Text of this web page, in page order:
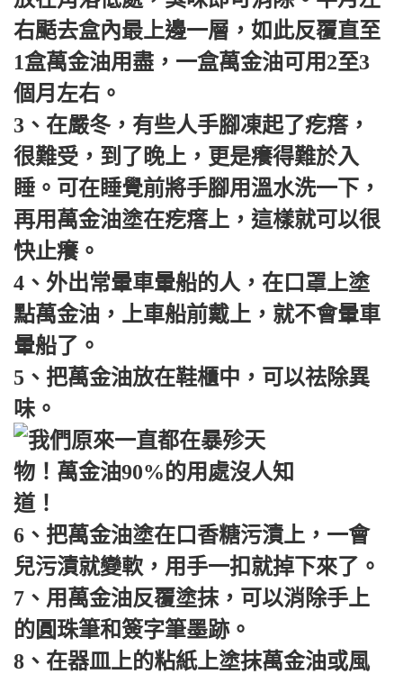
右颳去盒內最上邊一層，如此反覆直至
1盒萬金油用盡，一盒萬金油可用2至3
個月左右。
3、在嚴冬，有些人手腳凍起了疙瘩，
很難受，到了晚上，更是癢得難於入
睡。可在睡覺前將手腳用溫水洗一下，
再用萬金油塗在疙瘩上，這樣就可以很
快止癢。
4、外出常暈車暈船的人，在口罩上塗
點萬金油，上車船前戴上，就不會暈車
暈船了。
5、把萬金油放在鞋櫃中，可以祛除異
味。
6、把萬金油塗在口香糖污漬上，一會
兒污漬就變軟，用手一扣就掉下來了。
7、用萬金油反覆塗抹，可以消除手上
的圓珠筆和簽字筆墨跡。
8、在器皿上的粘紙上塗抹萬金油或風